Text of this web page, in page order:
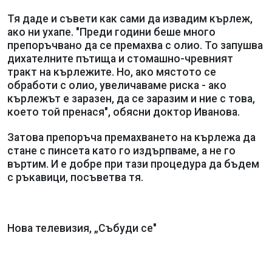
Тя даде и съвети как сами да извадим кърлеж,
ако ни ухапе. "Преди години беше много
препоръчвано да се премахва с олио. То запушва
дихателните пътища и стомашно-чревният
тракт на кърлежите. Но, ако мястото се
обработи с олио, увеличаваме риска - ако
кърлежът е заразен, да се заразим и ние с това,
което той пренася", обясни доктор Иванова.
Затова препоръча премахването на кърлежа да
стане с пинсета като го издърпваме, а не го
въртим. И е добре при тази процедура да бъдем
с ръкавици, посъветва тя.
Нова телевизия, „Събуди се"